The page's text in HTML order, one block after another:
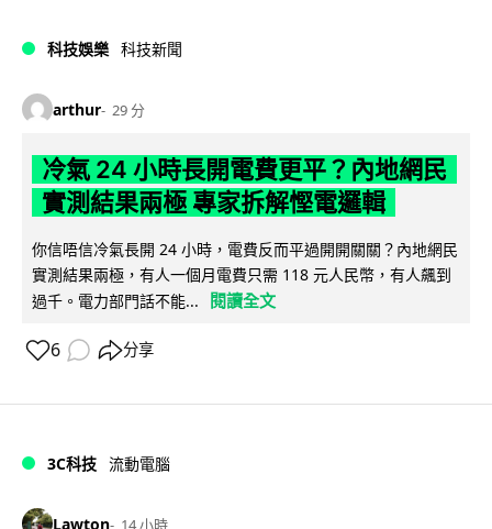
科技娛樂 科技新聞
arthur 29 分
冷氣 24 小時長開電費更平？內地網民
實測結果兩極 專家拆解慳電邏輯
你信唔信冷氣長開 24 小時，電費反而平過開開關關？內地網民
實測結果兩極，有人一個月電費只需 118 元人民幣，有人飆到
過千。電力部門話不能...
閱讀全文
6 分享
3C科技 流動電腦
Lawton 14 小時